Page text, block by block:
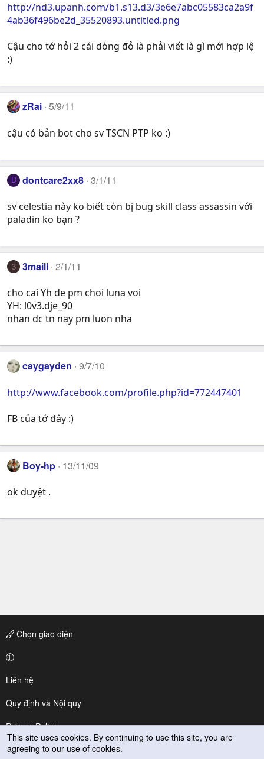
http://nd3.upanh.com/b1.s13.d3/3e6e7abc05583ca2a9f
4ab36f496be2d_35520893.untitled.png
Cậu cho tớ hỏi 2 cái dòng đỏ là phải viết là gì mới hợp lệ
:)
zRai 5/9/11
cậu có bản bot cho sv TSCN PTP ko :)
D dontcare2xx8 3/1/11
sv celestia này ko biết còn bị bug skill class assassin với
paladin ko bạn ?
3 3maill 2/1/11
cho cai Yh de pm choi luna voi
YH: l0v3.dje_90
nhan dc tn nay pm luon nha
caygayden 9/7/10
http://www.facebook.com/profile.php?id=772447401
FB của tớ đây :)
Boy-hp 13/11/09
ok duyệt .
Chọn giao diện
Liên hệ
Quy định và Nội quy
Privacy Policy
Trợ giúp
This site uses cookies. By continuing to use this site, you are
agreeing to our use of cookies.